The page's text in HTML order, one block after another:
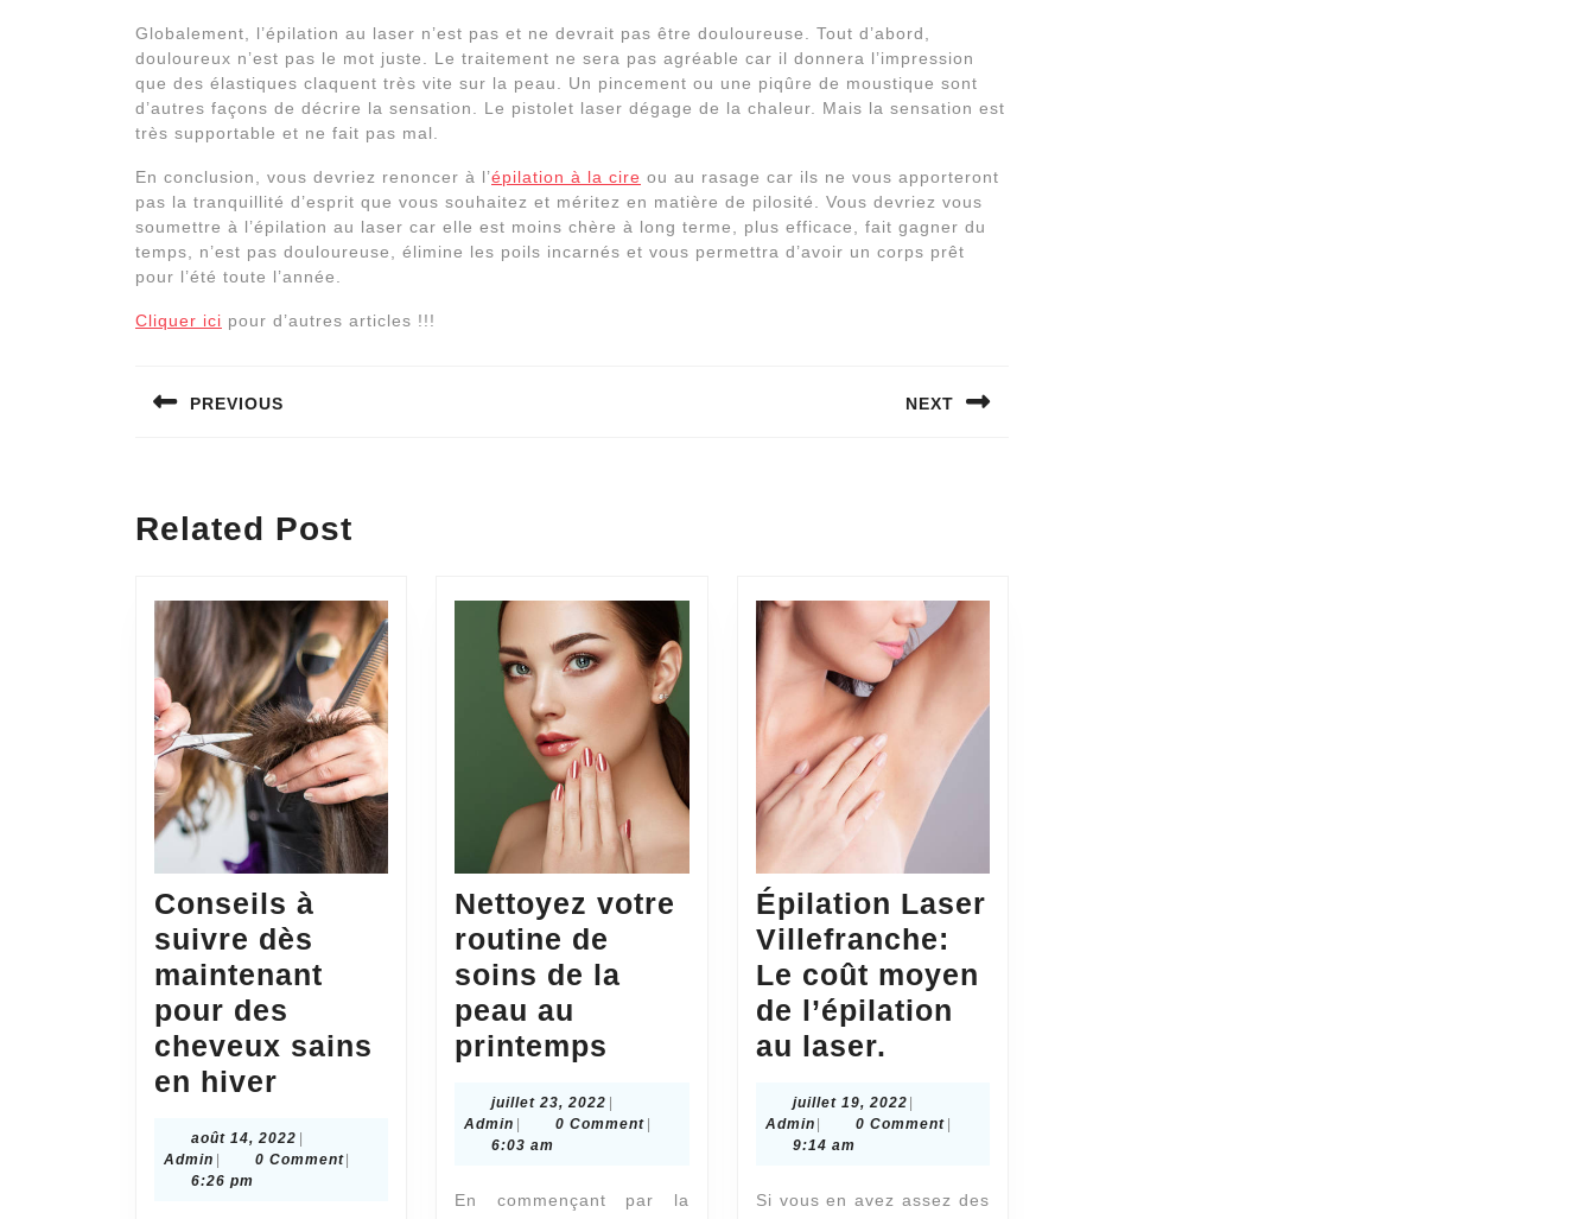
Globalement, l’épilation au laser n’est pas et ne devrait pas être douloureuse. Tout d’abord,
douloureux n’est pas le mot juste. Le traitement ne sera pas agréable car il donnera l’impression
que des élastiques claquent très vite sur la peau. Un pincement ou une piqûre de moustique sont
d’autres façons de décrire la sensation. Le pistolet laser dégage de la chaleur. Mais la sensation est
très supportable et ne fait pas mal.
En conclusion, vous devriez renoncer à l’épilation à la cire ou au rasage car ils ne vous apporteront
pas la tranquillité d’esprit que vous souhaitez et méritez en matière de pilosité. Vous devriez vous
soumettre à l’épilation au laser car elle est moins chère à long terme, plus efficace, fait gagner du
temps, n’est pas douloureuse, élimine les poils incarnés et vous permettra d’avoir un corps prêt
pour l’été toute l’année.
Cliquer ici pour d’autres articles !!!
PREVIOUS NEXT
Related Post
Conseils à
suivre dès
maintenant
pour des
cheveux sains
en hiver
suivre
août 14, 2022 août
14,
|
Admin Admin
| 0 Comment|
6:26 pm
Nettoyez votre
routine de
soins de la
peau au
printemps
routine
soins
juillet 23, 2022 juillet
23,
|
Admin Admin
| 0 Comment |
6:03 am
En commençant par la
Épilation Laser
Villefranche:
Le coût moyen
de l’épilation
au laser.
Villefranche:
juillet 19, 2022juillet
19,
|
AdminAdmin
| 0 Comment |
9:14 am
Si vous en avez assez des